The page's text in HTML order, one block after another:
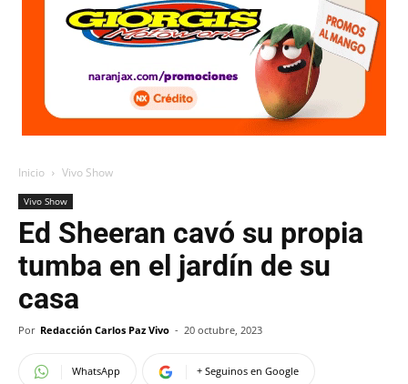
Inicio Vivo Show
Vivo Show
Ed Sheeran cavó su propia
tumba en el jardín de su
casa
Por Redacción Carlos Paz Vivo - 20 octubre, 2023
WhatsApp + Seguinos en Google